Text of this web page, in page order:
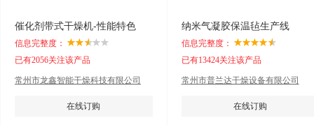
催化剂带式干燥机-性能特色
信息完整度：
已有2056关注该产品
常州市龙鑫智能干燥科技有限公司
在线订购
纳米气凝胶保温毡生产线
信息完整度：
已有13424关注该产品
常州市普兰达干燥设备有限公司
在线订购